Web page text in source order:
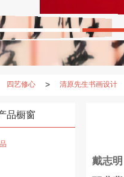
四艺修心 > 清原先生书画设计
戴志
品橱窗